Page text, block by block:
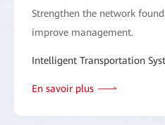
Strengthen the network
improve management.
Intelligent Transportation
En savoir plus